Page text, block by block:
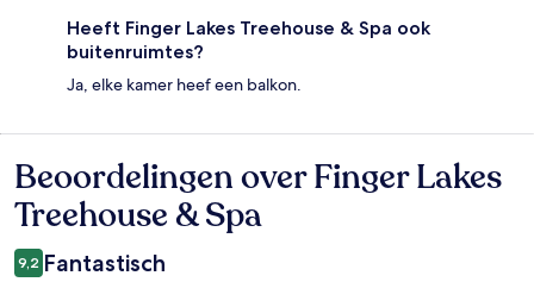
Heeft Finger Lakes Treehouse & Spa ook
buitenruimtes?
Ja, elke kamer heef een balkon.
Beoordelingen
Beoordelingen over Finger Lakes
Treehouse & Spa
9,2 Fantastisch